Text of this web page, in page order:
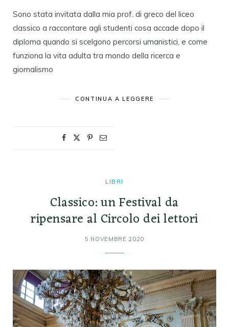
Sono stata invitata dalla mia prof. di greco del liceo
classico a raccontare agli studenti cosa accade dopo il
diploma quando si scelgono percorsi umanistici, e come
funziona la vita adulta tra mondo della ricerca e
giornalismo
CONTINUA A LEGGERE
LIBRI
Classico: un Festival da
ripensare al Circolo dei lettori
5 NOVEMBRE 2020